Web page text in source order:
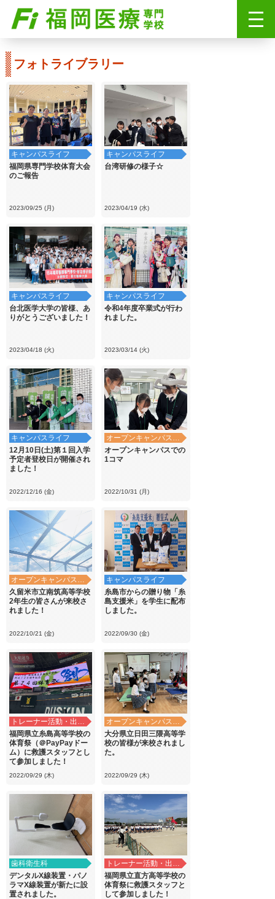
フォトライブラリー
キャンパスライフ
福岡県専門学校体育大会
のご報告
2023/09/25 (月)
キャンパスライフ
台湾研修の様子☆
2023/04/19 (水)
キャンパスライフ
台北医学大学の皆様、あ
りがとうございました！
2023/04/18 (火)
キャンパスライフ
令和4年度卒業式が行わ
れました。
2023/03/14 (火)
キャンパスライフ
12月10日(土)第１回入学
予定者登校日が開催され
ました！
2022/12/16 (金)
オープンキャンパス・学校見学
オープンキャンパスでの
1コマ
2022/10/31 (月)
オープンキャンパス・学校見学
久留米市立南筑高等学校
2年生の皆さんが来校さ
れました！
2022/10/21 (金)
キャンパスライフ
糸島市からの贈り物「糸
島支援米」を学生に配布
しました。
2022/09/30 (金)
トレーナー活動・出前講義
福岡県立糸島高等学校の
体育祭（＠PayPayドー
ム）に救護スタッフとし
て参加しました！
2022/09/29 (木)
オープンキャンパス・学校見学
大分県立日田三隈高等学
校の皆様が来校されまし
た。
2022/09/29 (木)
歯科衛生科
デンタルX線装置・パノ
ラマX線装置が新たに設
置されました。
トレーナー活動・出前講義
福岡県立直方高等学校の
体育祭に救護スタッフと
して参加しました！